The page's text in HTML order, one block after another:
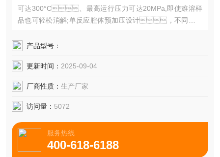
可达300°C、最高运行压力可达20MPa,即使难溶样
品也可轻松消解;单反应腔体预加压设计，不同性质
消解实验皆可应对自如。
产品型号：
更新时间： 2025-09-04
厂商性质： 生产厂家
访问量： 5072
服务热线
400-618-6188